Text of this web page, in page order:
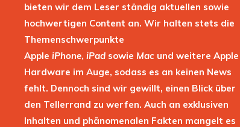
bieten wir dem Leser ständig aktuellen sowie
hochwertigen Content an. Wir halten stets die
Themenschwerpunkte
Apple iPhone, iPad sowie Mac und weitere Apple
Hardware im Auge, sodass es an keinen News
fehlt. Dennoch sind wir gewillt, einen Blick über
den Tellerrand zu werfen. Auch an exklusiven
Inhalten und phänomenalen Fakten mangelt es